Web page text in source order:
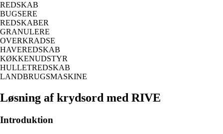
REDSKAB
BUGSERE
REDSKABER
GRANULERE
OVERKRADSE
HAVEREDSKAB
KØKKENUDSTYR
HULLETREDSKAB
LANDBRUGSMASKINE
Løsning af krydsord med RIVE
Introduktion